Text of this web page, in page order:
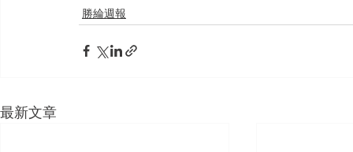
勝綸週報
最新文章